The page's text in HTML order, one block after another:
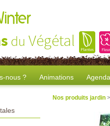
du Végétal
nous ? Animations
Nos produits jardin